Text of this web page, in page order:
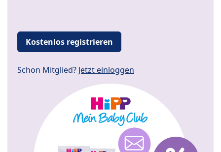
Kostenlos registrieren
Schon Mitglied? Jetzt einloggen